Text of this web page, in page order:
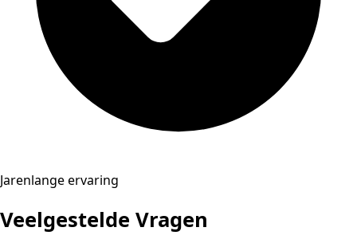
Jarenlange ervaring
Veelgestelde Vragen